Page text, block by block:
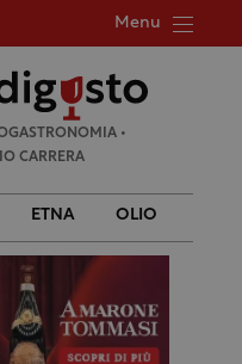
Menu
•
CARRERA
ETNA OLIO